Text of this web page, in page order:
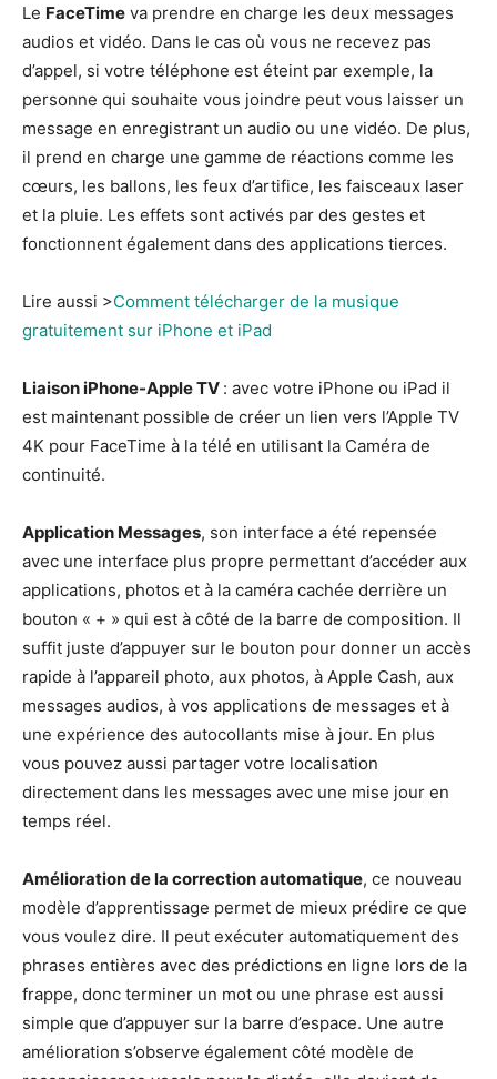
Le FaceTime va prendre en charge les deux messages
audios et vidéo. Dans le cas où vous ne recevez pas
d’appel, si votre téléphone est éteint par exemple, la
personne qui souhaite vous joindre peut vous laisser un
message en enregistrant un audio ou une vidéo. De plus,
il prend en charge une gamme de réactions comme les
cœurs, les ballons, les feux d’artifice, les faisceaux laser
et la pluie. Les effets sont activés par des gestes et
fonctionnent également dans des applications tierces.
Lire aussi >Comment télécharger de la musique
gratuitement sur iPhone et iPad
Liaison iPhone-Apple TV : avec votre iPhone ou iPad il
est maintenant possible de créer un lien vers l’Apple TV
4K pour FaceTime à la télé en utilisant la Caméra de
continuité.
Application Messages, son interface a été repensée
avec une interface plus propre permettant d’accéder aux
applications, photos et à la caméra cachée derrière un
bouton « + » qui est à côté de la barre de composition. Il
suffit juste d’appuyer sur le bouton pour donner un accès
rapide à l’appareil photo, aux photos, à Apple Cash, aux
messages audios, à vos applications de messages et à
une expérience des autocollants mise à jour. En plus
vous pouvez aussi partager votre localisation
directement dans les messages avec une mise jour en
temps réel.
Amélioration de la correction automatique, ce nouveau
modèle d’apprentissage permet de mieux prédire ce que
vous voulez dire. Il peut exécuter automatiquement des
phrases entières avec des prédictions en ligne lors de la
frappe, donc terminer un mot ou une phrase est aussi
simple que d’appuyer sur la barre d’espace. Une autre
amélioration s’observe également côté modèle de